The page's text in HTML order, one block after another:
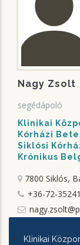
Nagy Zsolt
segédápoló
Klinikai
Kórházi
Siklósi
Krónikus
7800 Siklós,
+36-72-
KLINIKAI
Klinikai